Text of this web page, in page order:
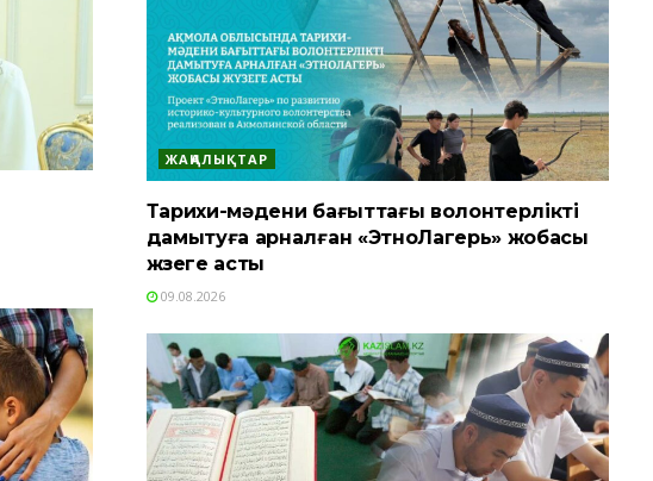
ЖАҢАЛЫҚТАР
Тарихи-мәдени бағыттағы волонтерлікті
дамытуға арналған «ЭтноЛагерь» жобасы
жүзеге асты
09.08.2026